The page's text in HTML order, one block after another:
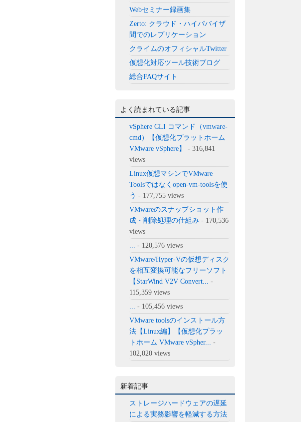
Webセミナー録画集
Zerto: クラウド・ハイパバイザ
間でのレプリケーション
クライムのオフィシャルTwitter
仮想化対応ツール技術ブログ
総合FAQサイト
よく読まれている記事
vSphere CLI コマンド（vmware-
cmd）【仮想化プラットホーム
VMware vSphere】
- 316,841
views
Linux仮想マシンでVMware
Toolsではなくopen-vm-toolsを使
う - 177,755 views
VMwareのスナップショット作
成・削除処理の仕組み - 170,536
views
- 120,576 views
VMware/Hyper-Vの仮想ディスク
を相互変換可能なフリーソフト
【StarWind V2V Convert...
-
115,359 views
- 105,456 views
VMware toolsのインストール方
法【Linux編】【仮想化プラッ
トホーム VMware vSpher...
-
102,020 views
新着記事
ストレージハードウェアの遅延
による実務影響を軽減する方法